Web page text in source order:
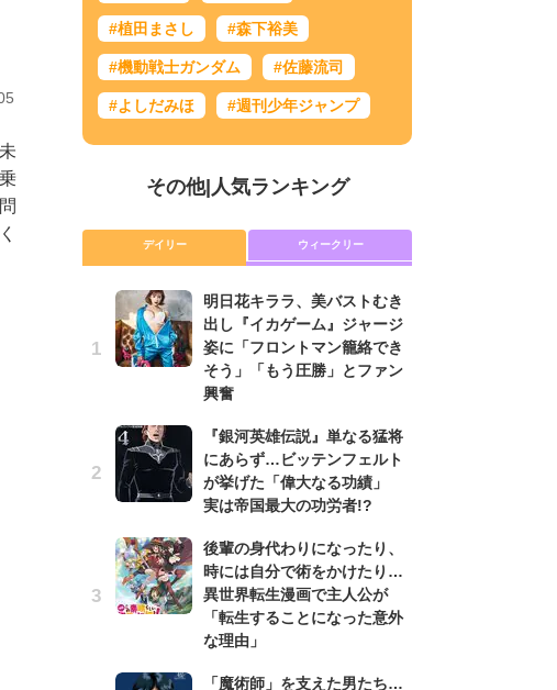
#植田まさし #森下裕美
#機動戦士ガンダム #佐藤流司
#よしだみほ #週刊少年ジャンプ
その他| 人気ランキング
デイリー ウィークリー
明日花キララ、美バストむき
出し『イカゲーム』ジャージ
姿に「フロントマン籠絡でき
そう」「もう圧勝」とファン
興奮
『銀河英雄伝説』単なる猛将
にあらず…ビッテンフェルト
が挙げた「偉大なる功績」
実は帝国最大の功労者!?
後輩の身代わりになったり、
時には自分で術をかけたり…
異世界転生漫画で主人公が
「転生することになった意外
な理由」
「魔術師」を支えた男たち…